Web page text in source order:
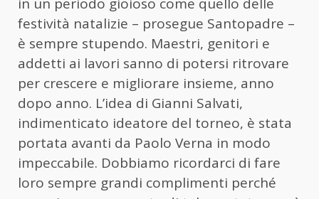
festività natalizie – prosegue Santopadre –
è sempre stupendo. Maestri, genitori e
addetti ai lavori sanno di potersi ritrovare
per crescere e migliorare insieme, anno
dopo anno. L’idea di Gianni Salvati,
indimenticato ideatore del torneo, è stata
portata avanti da Paolo Verna in modo
impeccabile. Dobbiamo ricordarci di fare
loro sempre grandi complimenti perché